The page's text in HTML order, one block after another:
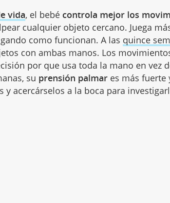
vida, el bebé controla mejor los
cualquier objeto cercano. Juega
como funcionan. A las quince
con ambas manos. Los
por que usa toda la mano en vez
, su prensión palmar es más fuerte
y acercárselos a la boca para